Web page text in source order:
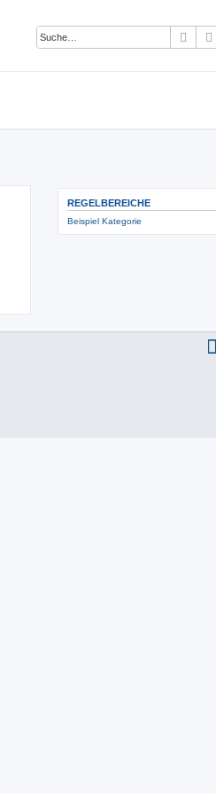
Suche
REGELBEREICHE
Beispiel Kategorie